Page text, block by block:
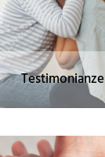
Testimonianze